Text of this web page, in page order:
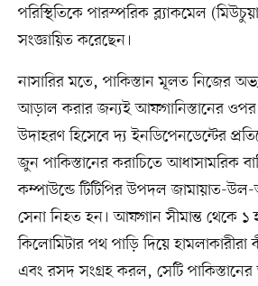
পরিস্থিতিকে পারস্পরিক ব্ল্যাকমেল
সংজ্ঞায়িত করেছেন।
নাসারির মতে, পাকিস্তান মূলত নিজের
আড়াল করার জন্যই আফগানিস্তানের ওপর
উদাহরণ হিসেবে দ্য ইনডিপেনডেন্টের
জুন পাকিস্তানের করাচিতে আধাসামরিক
কম্পাউন্ডে টিটিপির উপদল জামায়াত-
সেনা নিহত হন। আফগান সীমান্ত থেকে ১
কিলোমিটার পথ পাড়ি দিয়ে হামলাকারীরা
এবং রসদ সংগ্রহ করল, সেটি পাকিস্তানের